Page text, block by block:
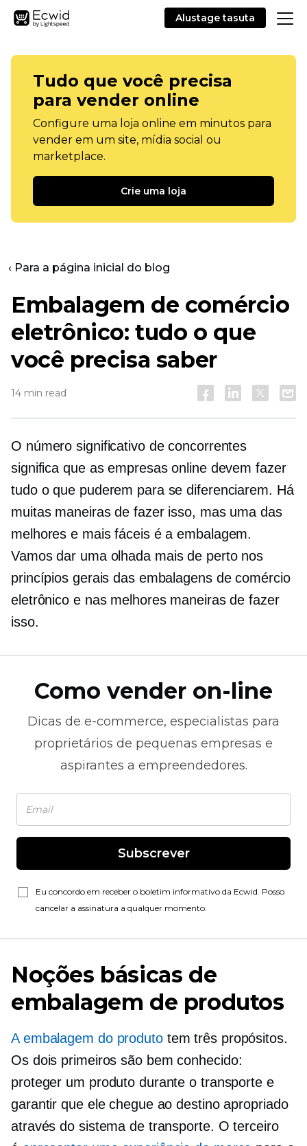
Alustage tasuta
Tudo que você precisa
para vender online
Configure uma loja online em minutos para
vender em um site, mídia social ou
marketplace.
Crie uma loja
‹ Para a página inicial do blog
Embalagem de comércio
eletrônico: tudo o que
você precisa saber
14 min read
O número significativo de concorrentes
significa que as empresas online devem fazer
tudo o que puderem para se diferenciarem. Há
muitas maneiras de fazer isso, mas uma das
melhores e mais fáceis é a embalagem.
Vamos dar uma olhada mais de perto nos
princípios gerais das embalagens de comércio
eletrônico e nas melhores maneiras de fazer
isso.
Como vender on-line
Dicas de e-commerce, especialistas para
proprietários de pequenas empresas e
aspirantes a empreendedores.
Subscrever
Eu concordo em receber o boletim informativo da Ecwid. Posso
cancelar a assinatura a qualquer momento.
Noções básicas de
embalagem de produtos
A embalagem do produtotem três propósitos.
Os dois primeiros são bem conhecido:
proteger um produto durante o transporte e
garantir que ele chegue ao destino apropriado
através do sistema de transporte. O terceiro